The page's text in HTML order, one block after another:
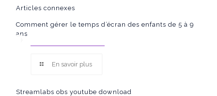
Articles connexes
Comment gérer le temps d’écran des enfants de 5 à 9
ans
En savoir plus
Streamlabs obs youtube download